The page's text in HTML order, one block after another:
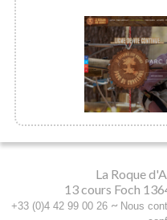
La Roque
13 cours Foch
+33 (0)4 42 99 00 26 ~ Nous